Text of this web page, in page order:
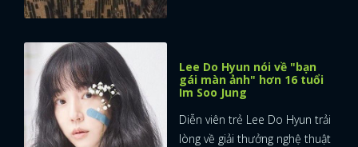
Lee Do Hyun nói về "bạn
gái màn ảnh" hơn 16 tuổi
Im Soo Jung
Diễn viên trẻ Lee Do Hyun trải
lòng về giải thưởng nghệ thuật